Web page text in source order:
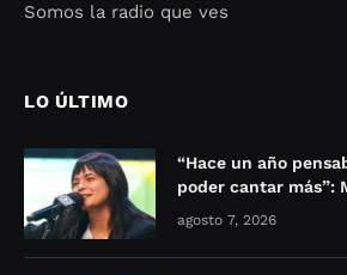
Somos la radio que ves
LO ÚLTIMO
“Hace un año
poder cantar más”:
agosto 7, 2026